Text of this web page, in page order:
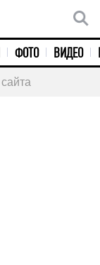
ФОТО ВИДЕО